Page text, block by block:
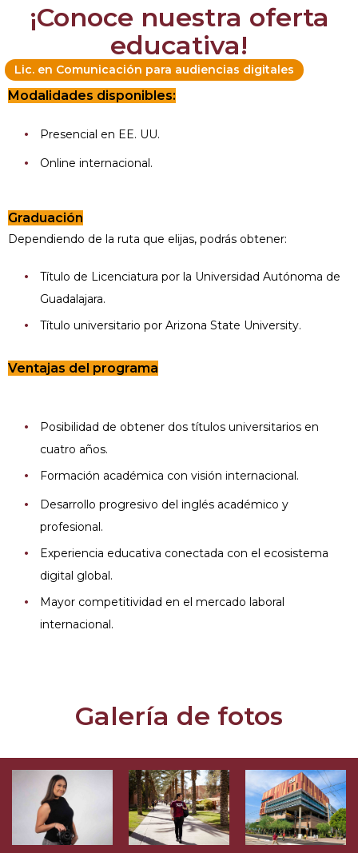
¡Conoce nuestra oferta
educativa!
Lic. en Comunicación para audiencias digitales
Modalidades disponibles:
Presencial en EE. UU.
Online internacional.
Graduación
Dependiendo de la ruta que elijas, podrás obtener:
Título de Licenciatura por la Universidad Autónoma de
Guadalajara.
Título universitario por Arizona State University.
Ventajas del programa
Posibilidad de obtener dos títulos universitarios en
cuatro años.
Formación académica con visión internacional.
Desarrollo progresivo del inglés académico y
profesional.
Experiencia educativa conectada con el ecosistema
digital global.
Mayor competitividad en el mercado laboral
internacional.
Galería de fotos